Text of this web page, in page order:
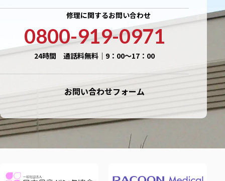
修理に関するお問い合わせ
0800-919-0971
24時間 通話料無料｜9：00〜17：00
お問い合わせフォーム